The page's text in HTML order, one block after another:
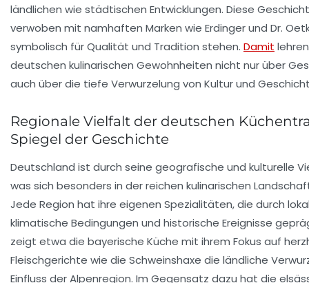
ländlichen wie städtischen Entwicklungen. Diese
verwoben mit namhaften Marken wie Erdinger und Dr.
symbolisch für Qualität und Tradition stehen. Damit
deutschen kulinarischen Gewohnheiten nicht nur über
auch über die tiefe Verwurzelung von Kultur und
Regionale Vielfalt der deutschen
Spiegel der Geschichte
Deutschland ist durch seine geografische und kulturelle
was sich besonders in der reichen kulinarischen
Jede Region hat ihre eigenen Spezialitäten, die durch
klimatische Bedingungen und historische Ereignisse
zeigt etwa die bayerische Küche mit ihrem Fokus auf
Fleischgerichte wie die Schweinshaxe die ländliche
Einfluss der Alpenregion. Im Gegensatz dazu hat die